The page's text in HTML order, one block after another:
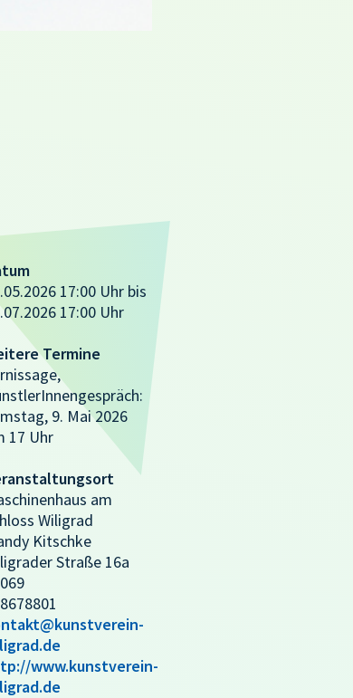
17:00 Uhr bis
17:00 Uhr
Termine
9. Mai 2026
17 Uhr
am
Wiligrad
Kitschke
Straße 16a
www.kunstverein-